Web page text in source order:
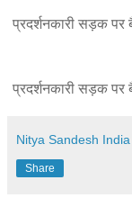
प्रदर्शनकारी सड़क पर
प्रदर्शनकारी सड़क पर
Nitya Sandesh India
Share